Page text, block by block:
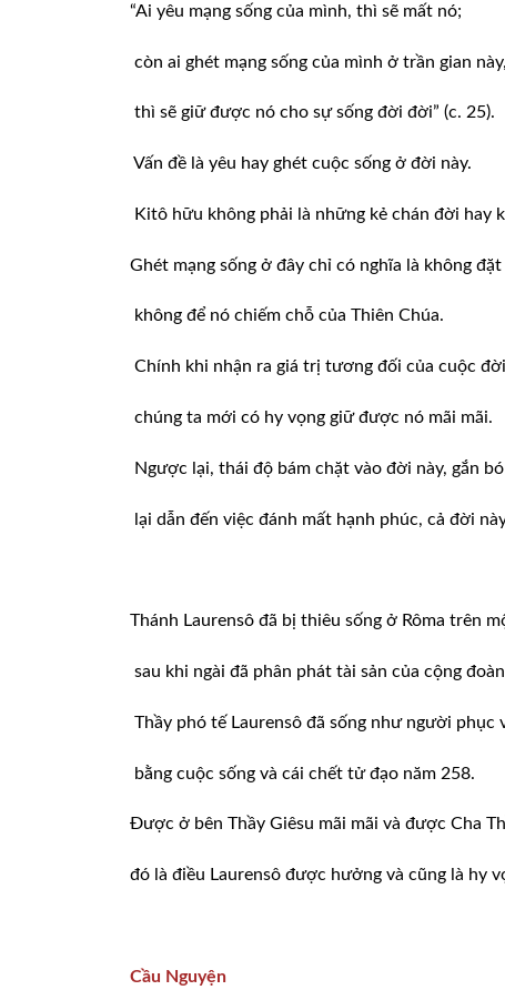
“Ai yêu mạng sống của mình, thì sẽ mất nó;
còn ai ghét mạng sống của mình ở trần gian này,
thì sẽ giữ được nó cho sự sống đời đời” (c. 25).
Vấn đề là yêu hay ghét cuộc sống ở đời này.
Kitô hữu không phải là những kẻ chán đời hay
Ghét mạng sống ở đây chỉ có nghĩa là không
không để nó chiếm chỗ của Thiên Chúa.
Chính khi nhận ra giá trị tương đối của cuộc
chúng ta mới có hy vọng giữ được nó mãi mãi.
Ngược lại, thái độ bám chặt vào đời này, gắn
lại dẫn đến việc đánh mất hạnh phúc, cả đời
Thánh Laurensô đã bị thiêu sống ở Rôma trên
sau khi ngài đã phân phát tài sản của cộng
Thầy phó tế Laurensô đã sống như người
bằng cuộc sống và cái chết tử đạo năm 258.
Được ở bên Thầy Giêsu mãi mãi và được Cha
đó là điều Laurensô được hưởng và cũng là hy
Cầu Nguyện